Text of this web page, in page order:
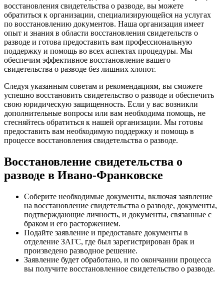
восстановления свидетельства о разводе, вы можете
обратиться к организации, специализирующейся на услугах
по восстановлению документов. Наша организация имеет
опыт и знания в области восстановления свидетельств о
разводе и готова предоставить вам профессиональную
поддержку и помощь во всех аспектах процедуры. Мы
обеспечим эффективное восстановление вашего
свидетельства о разводе без лишних хлопот.
Следуя указанным советам и рекомендациям, вы сможете
успешно восстановить свидетельство о разводе и обеспечить
свою юридическую защищенность. Если у вас возникли
дополнительные вопросы или вам необходима помощь, не
стесняйтесь обратиться к нашей организации. Мы готовы
предоставить вам необходимую поддержку и помощь в
процессе восстановления свидетельства о разводе.
Восстановление свидетельства о
разводе в Ивано-Франковске
Соберите необходимые документы, включая заявление
на восстановление свидетельства о разводе, документы,
подтверждающие личность, и документы, связанные с
браком и его расторжением.
Подайте заявление и предоставьте документы в
отделение ЗАГС, где был зарегистрирован брак и
произведено разводное решение.
Заявление будет обработано, и по окончании процесса
вы получите восстановленное свидетельство о разводе.